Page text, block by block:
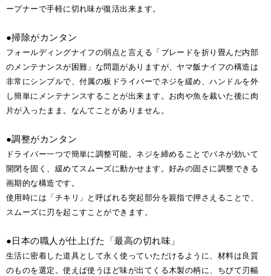
ープナーで手軽に切れ味が復活出来ます。
●掃除がカンタン
フォールディングナイフの弱点と言える「ブレードを折り畳んだ内部
のメンテナンスが困難」な問題がありますが、ヤマ飯ナイフの構造は
非常にシンプルで、付属の板ドライバーでネジを緩め、ハンドルを外
し簡単にメンテナンスすることが出来ます。お肉や魚を裁いた後に肉
片が入ったまま。なんてことがありません。
●調整がカンタン
ドライバー一つで簡単に調整可能。ネジを締めることでバネが効いて
開閉を固く、緩めてスムーズに動かせます。好みの固さに調整できる
画期的な構造です。
使用時には「チキリ」と呼ばれる突起部分を親指で押さえることで、
スムーズに刃を起こすことができます。
●日本の職人が仕上げた「最高の切れ味」
生活に密着した道具として永く使っていただけるように、材料は良質
のものを選定。使えば使うほど味が出てくる木製の柄に、ちびて刃幅